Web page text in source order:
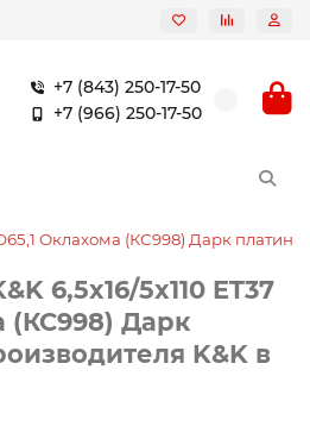
+7 (843) 250-17-50
+7 (966) 250-17-50
D65,1 Оклахома (КС998) Дарк
6,5x16/5x110 ET37
(КС998) Дарк
K&K в